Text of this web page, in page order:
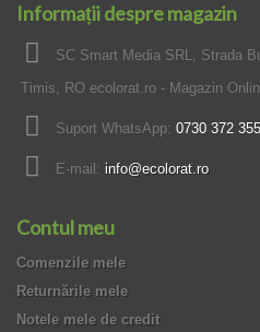
Informații despre magazin
SC Smart Media SRL, Strada
Timis, RO ecolorat.ro - Magazin
Suport WhatsApp: 0730 372 355
E-mail: info@ecolorat.ro
Contul meu
Comenzile mele
Returnările mele
Notele mele de credit